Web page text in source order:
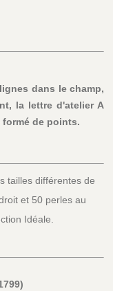
dans le champ,
la lettre d'atelier A
de points.
tailles différentes de
et 50 perles au
Idéale.